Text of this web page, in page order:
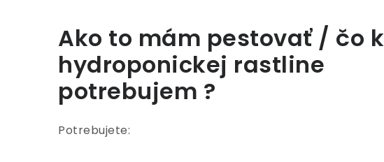
Ako to mám pestovať / čo k
hydroponickej rastline
potrebujem ?
Potrebujete: